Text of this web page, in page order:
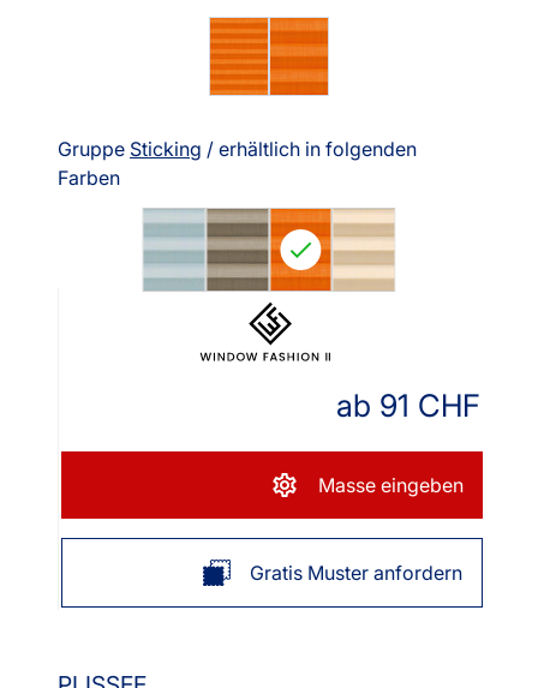
Gruppe Sticking / erhältlich in folgenden
Farben
ab 91 CHF
Masse eingeben
Gratis Muster anfordern